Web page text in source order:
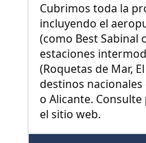
Cubrimos toda la
incluyendo el
(como Best Sabinal
estaciones
(Roquetas de Mar,
destinos
o Alicante.
el sitio web.